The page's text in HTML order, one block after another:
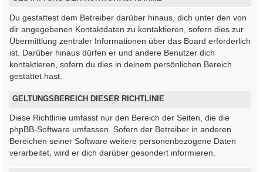
Du gestattest dem Betreiber darüber hinaus, dich unter den von
dir angegebenen Kontaktdaten zu kontaktieren, sofern dies zur
Übermittlung zentraler Informationen über das Board erforderlich
ist. Darüber hinaus dürfen er und andere Benutzer dich
kontaktieren, sofern du dies in deinem persönlichen Bereich
gestattet hast.
GELTUNGSBEREICH DIESER RICHTLINIE
Diese Richtlinie umfasst nur den Bereich der Seiten, die die
phpBB-Software umfassen. Sofern der Betreiber in anderen
Bereichen seiner Software weitere personenbezogene Daten
verarbeitet, wird er dich darüber gesondert informieren.